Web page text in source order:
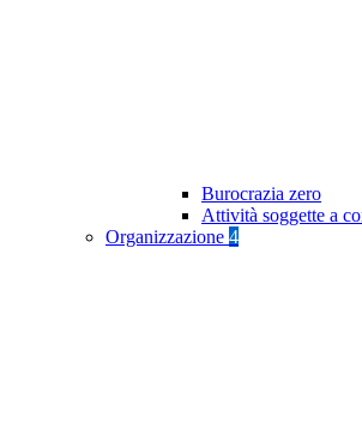
Burocrazia zero
Attività soggette a
Organizzazione 4